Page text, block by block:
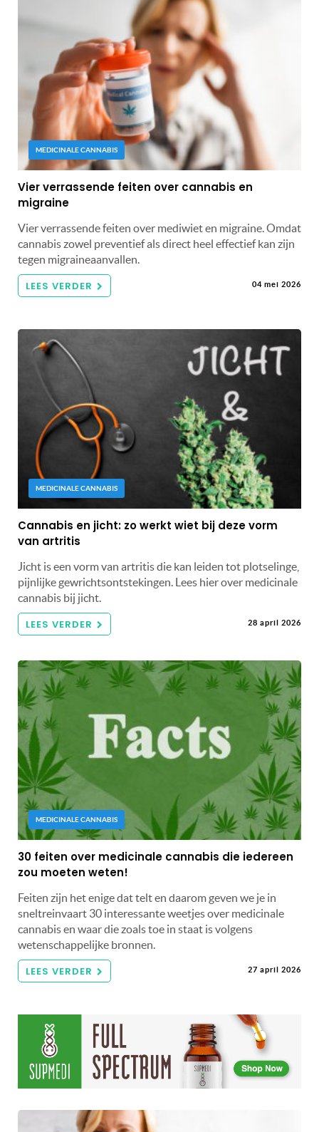
MEDICINALE CANNABIS
Vier verrassende feiten over cannabis en
migraine
Vier verrassende feiten over mediwiet en migraine. Omdat
cannabis zowel preventief als direct heel effectief kan zijn
tegen migraineaanvallen.
LEES VERDER 04 mei 2026
MEDICINALE CANNABIS
Cannabis en jicht: zo werkt wiet bij deze vorm
van artritis
Jicht is een vorm van artritis die kan leiden tot plotselinge,
pijnlijke gewrichtsontstekingen. Lees hier over medicinale
cannabis bij jicht.
LEES VERDER 28 april 2026
MEDICINALE CANNABIS
30 feiten over medicinale cannabis die iedereen
zou moeten weten!
Feiten zijn het enige dat telt en daarom geven we je in
sneltreinvaart 30 interessante weetjes over medicinale
cannabis en waar die zoals toe in staat is volgens
wetenschappelijke bronnen.
LEES VERDER 27 april 2026